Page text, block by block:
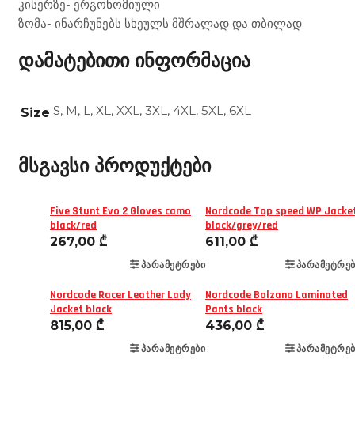
კისერზე- ერგონომიული
ზომა- ინარჩუნებს სხეულს მშრალად და თბილად.
დამატებითი ინფორმაცია
Size S, M, L, XL, XXL, 3XL, 4XL, 5XL, 6XL
მსგავსი პროდუქტები
Five Stunt Evo 2 Gloves camo
black/red
267,00 ₾
ᲞᲐᲠᲐᲛᲔᲢᲠᲔᲑᲘ
Nordcode Top speed WP
black/grey/red
611,00 ₾
Nordcode Racer Leather Lady
Jacket black
815,00 ₾
ᲞᲐᲠᲐᲛᲔᲢᲠᲔᲑᲘ
Nordcode Bolzano Laminated
Pants black
436,00 ₾